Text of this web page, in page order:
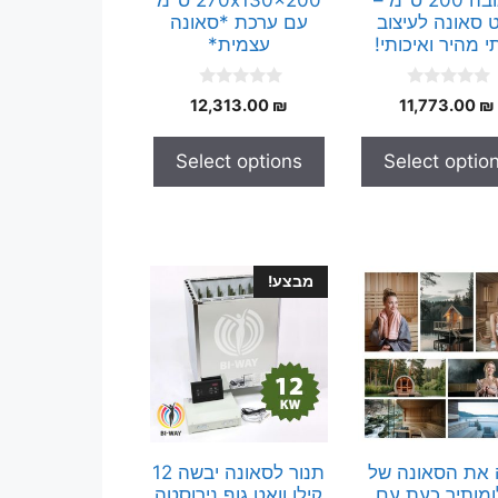
סאונה לעיצוב
מהיר ואיכותי!
0
o
o
5
11,773.00 ₪
Select
עם ערכת *סאונה
עצמית*
0
o
o
5
12,313.00 ₪
Select options
את הסאונה של
מבצע!
תנור לסאונה יבשה 12